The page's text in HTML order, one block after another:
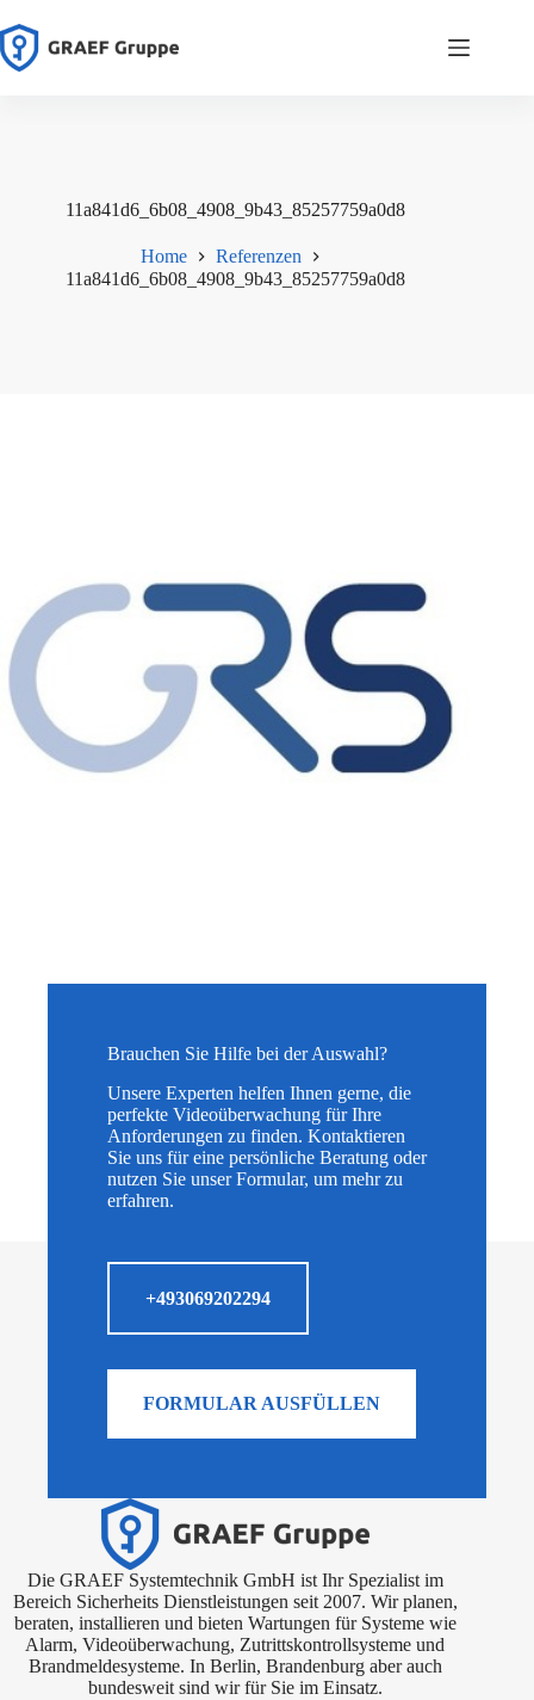
Inhalt
springen
11a841d6_6b08_4908_9b43_85257759a0d8
Home
Referenzen
11a841d6_6b08_4908_9b43_85257759a0d8
Brauchen Sie Hilfe bei der Auswahl?
Unsere Experten helfen Ihnen gerne, die
perfekte Videoüberwachung für Ihre
Anforderungen zu finden. Kontaktieren
Sie uns für eine persönliche Beratung oder
nutzen Sie unser Formular, um mehr zu
erfahren.
+493069202294
FORMULAR AUSFÜLLEN
Die GRAEF Systemtechnik GmbH ist Ihr Spezialist im
Bereich Sicherheits Dienstleistungen seit 2007. Wir planen,
beraten, installieren und bieten Wartungen für Systeme wie
Alarm, Videoüberwachung, Zutrittskontrollsysteme und
Brandmeldesysteme. In Berlin, Brandenburg aber auch
bundesweit sind wir für Sie im Einsatz.